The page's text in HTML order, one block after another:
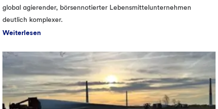
global agierender, börsennotierter Lebensmittelunternehmen
deutlich komplexer.
Weiterlesen